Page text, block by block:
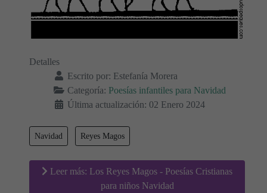
Detalles
Escrito por: Estefanía Morera
Categoría: Poesías infantiles para Navidad
Última actualización: 02 Enero 2024
Navidad Reyes Magos
Leer más: Los Reyes Magos - Poesías Cristianas
para niños Navidad